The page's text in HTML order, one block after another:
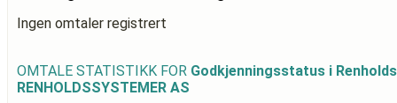
Ingen omtaler registrert
OMTALE STATISTIKK FOR Godkjenningsstatus i
RENHOLDSSYSTEMER AS